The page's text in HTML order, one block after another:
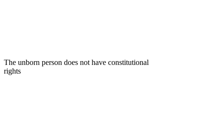
The unborn person does not have constitutional
rights